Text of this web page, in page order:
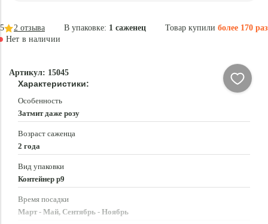
В упаковке: 1 саженец Товар купили более 170 раз
5 2 отзыва
Нет в наличии
Артикул: 15045
Характеристики:
Особенность
Затмит даже розу
Возраст саженца
2 года
Вид упаковки
Контейнер p9
Время посадки
Март - Май, Сентябрь - Ноябрь